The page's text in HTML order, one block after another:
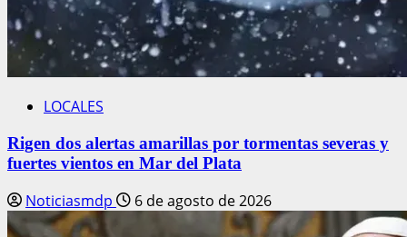
LOCALES
Rigen dos alertas amarillas por tormentas severas y
fuertes vientos en Mar del Plata
Noticiasmdp 6 de agosto de 2026